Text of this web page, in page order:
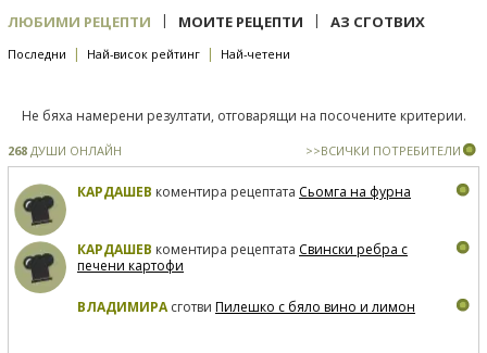
ЛЮБИМИ РЕЦЕПТИ | МОИТЕ РЕЦЕПТИ | АЗ СГОТВИХ
Последни | Най-висок рейтинг | Най-четени
Не бяха намерени резултати, отговарящи на посочените критерии.
268 ДУШИ ОНЛАЙН >>ВСИЧКИ ПОТРЕБИТЕЛИ
КАРДАШЕВ коментира рецептата Сьомга на фурна
КАРДАШЕВ коментира рецептата Свински ребра с
печени картофи
ВЛАДИМИРАсготви Пилешко с бяло вино и лимон